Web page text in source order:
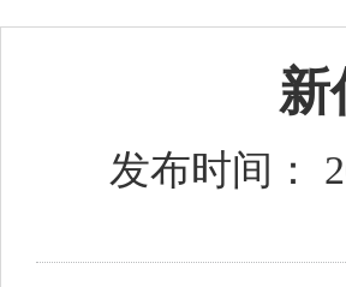
新
发布时间：